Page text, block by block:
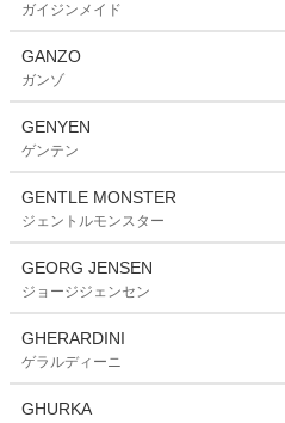
ガイジンメイド
GANZO
ガンゾ
GENYEN
ゲンテン
GENTLE MONSTER
ジェントルモンスター
GEORG JENSEN
ジョージジェンセン
GHERARDINI
ゲラルディーニ
GHURKA